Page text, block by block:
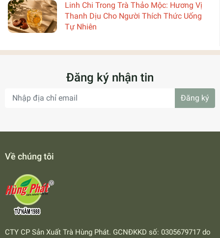
Linh Chi Trong Trà Thảo Mộc: Hương Vị
Thanh Dịu Cho Người Thích Thức Uống
Tự Nhiên
Đăng ký nhận tin
Đăng ký
Về chúng tôi
CTY CP Sản Xuất Trà Hùng Phát. GCNĐKKD số: 0305679717 do